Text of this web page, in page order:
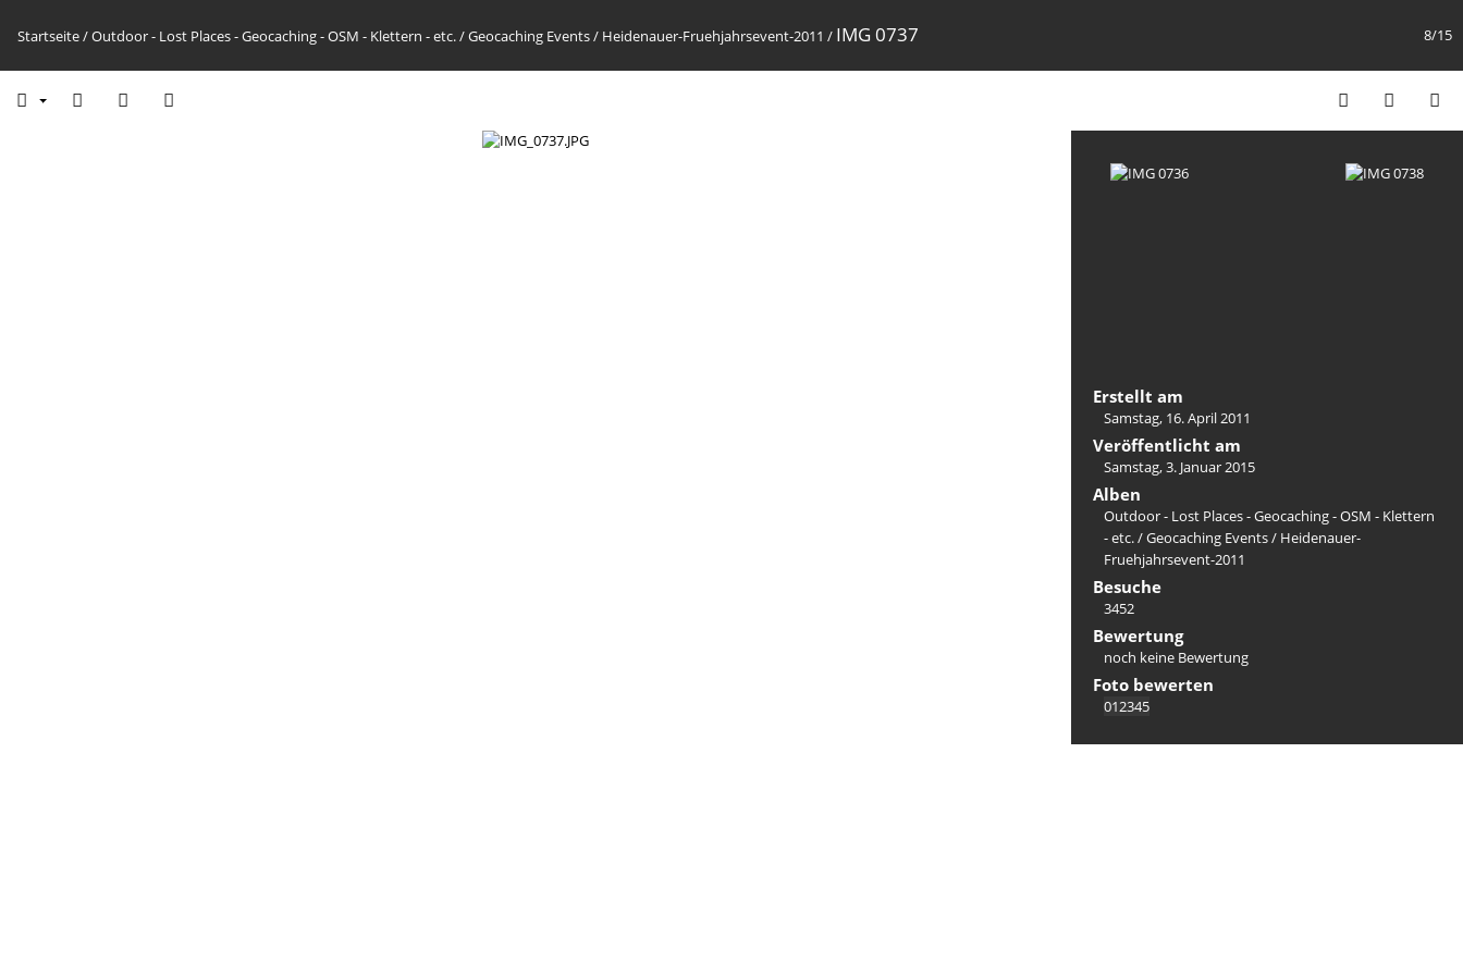
8/15
Startseite/Outdoor - Lost Places - Geocaching - OSM - Klettern - etc./Geocaching Events/ Heidenauer-Fruehjahrsevent-2011 / IMG 0737
Erstellt am
Samstag, 16. April 2011
Veröffentlicht am
Samstag, 3. Januar 2015
Alben
Outdoor - Lost Places - Geocaching - OSM - Klettern
- etc./Geocaching Events/ Heidenauer-
Fruehjahrsevent-2011
Besuche
3452
Bewertung
noch keine Bewertung
Foto bewerten